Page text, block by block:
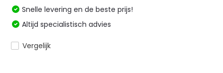
Snelle levering en de beste prijs!
Altijd specialistisch advies
Vergelijk